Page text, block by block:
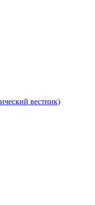
вестник)